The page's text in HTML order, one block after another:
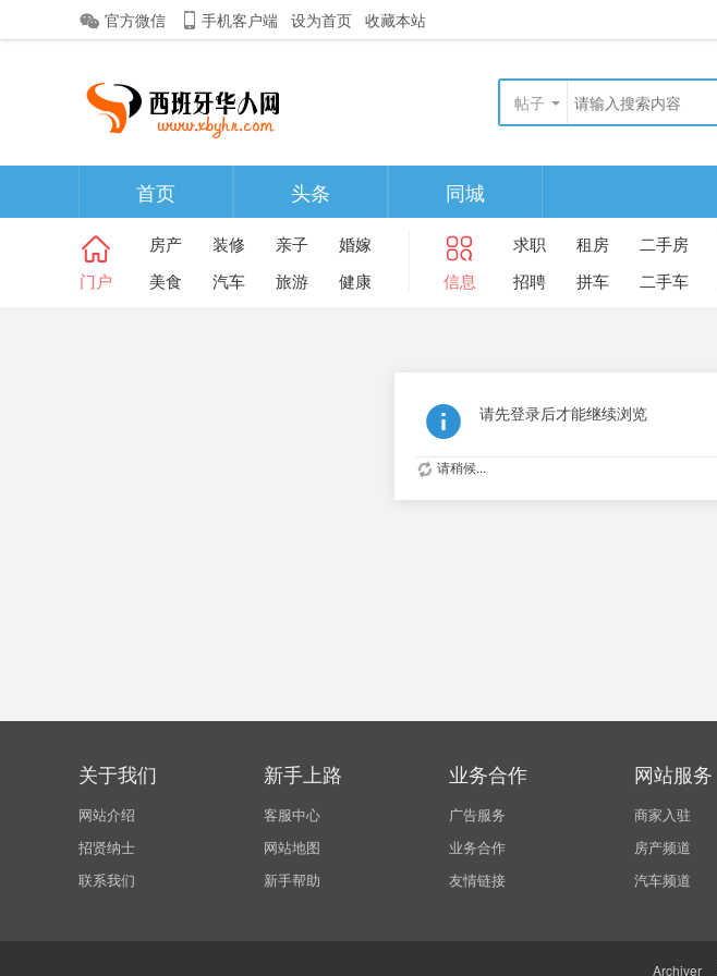
官方微信 手机客户端 设为首页 收藏本站
帖子
首页 头条 同城
门户
房产 装修 亲子
婚嫁
美食
汽车 旅游 健康 信息
求职 租房
二手房
招聘
拼车 二手车
请先登录后才能继续浏览
请稍候...
关于我们
网站介绍
招贤纳士
联系我们
新手上路
客服中心
网站地图
新手帮助
业务合作
广告服务
业务合作
友情链接
网站服务
商家入驻
房产频道
汽车频道
Archiver